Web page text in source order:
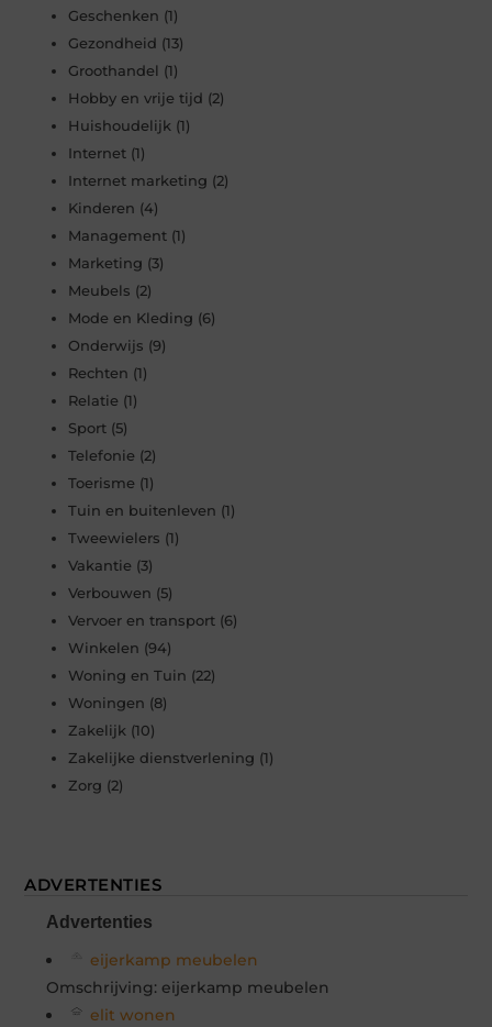
Geschenken (1)
Gezondheid (13)
Groothandel (1)
Hobby en vrije tijd (2)
Huishoudelijk (1)
Internet (1)
Internet marketing (2)
Kinderen (4)
Management (1)
Marketing (3)
Meubels (2)
Mode en Kleding (6)
Onderwijs (9)
Rechten (1)
Relatie (1)
Sport (5)
Telefonie (2)
Toerisme (1)
Tuin en buitenleven (1)
Tweewielers (1)
Vakantie (3)
Verbouwen (5)
Vervoer en transport (6)
Winkelen (94)
Woning en Tuin (22)
Woningen (8)
Zakelijk (10)
Zakelijke dienstverlening (1)
Zorg (2)
ADVERTENTIES
Advertenties
eijerkamp meubelen
Omschrijving: eijerkamp meubelen
elit wonen